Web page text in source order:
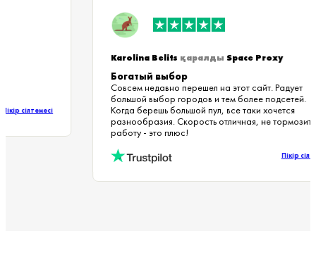
Пікір сілтемесі
Karolina BelitsқаралдыSpace Proxy
Богатый выбор
Совсем недавно перешел на этот сайт. Радует
большой выбор городов и тем более подсетей.
Когда берешь большой пул, все таки хочется
разнообразия. Скорость отличная, не
работу - это плюс!
Пікір